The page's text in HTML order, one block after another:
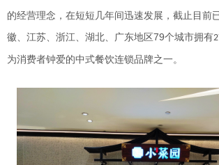
的经营理念，在短短几年间迅速发展，截止目前
徽、江苏、浙江、湖北、广东地区79个城市拥有
为消费者钟爱的中式餐饮连锁品牌之一。